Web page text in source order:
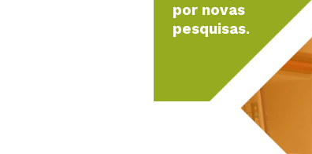
por novas
pesquisas.